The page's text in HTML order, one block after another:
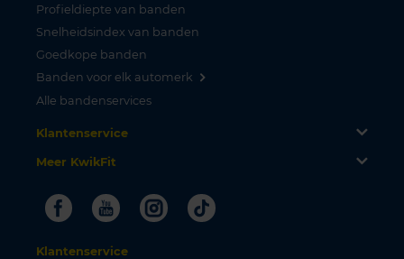
Profieldiepte van banden
Snelheidsindex van banden
Goedkope banden
Banden voor elk automerk
Alle bandenservices
Klantenservice
Meer KwikFit
FacebookYoutubeInstagram
Tiktok
Klantenservice